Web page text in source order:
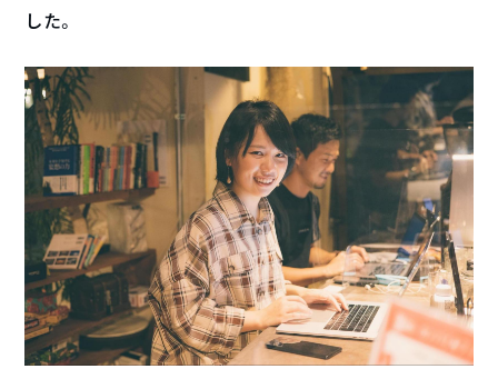
した。